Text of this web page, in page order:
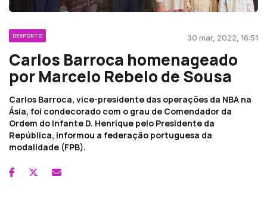
DESPORTO 30 mar, 2022, 16:51
Carlos Barroca homenageado
por Marcelo Rebelo de Sousa
Carlos Barroca, vice-presidente das operações da NBA na
Ásia, foi condecorado com o grau de Comendador da
Ordem do Infante D. Henrique pelo Presidente da
República, informou a federação portuguesa da
modalidade (FPB).